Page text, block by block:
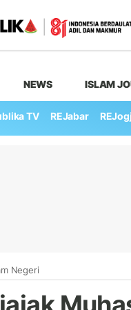
NEWS ISLAM
TV REJabar
Negeri